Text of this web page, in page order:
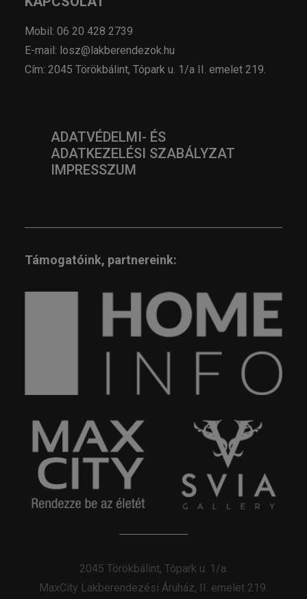
Mobil: 06 20 428 2739
E-mail: losz@lakberendezok.hu
Cím: 2045 Törökbálint, Tópark u. 1/a II. emelet 219.
ADATVÉDELMI- ÉS
ADATKEZELÉSI SZABÁLYZAT
IMPRESSZUM
Támogatóink, partnereink:
2045 Törökbálint, Tópark u. 1/a.
MaxCity Lakberendezési Áruház, II. emelet 219.